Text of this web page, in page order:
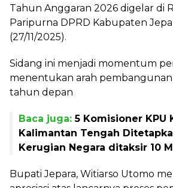
Tahun Anggaran 2026 digelar di
Paripurna DPRD Kabupaten
(27/11/2025).
Sidang ini menjadi momentum
menentukan arah pembangunan
tahun depan
Baca juga:5 Komisioner KPU
Kalimantan Tengah
Kerugian Negara ditaksir 10
Bupati Jepara, Witiarso Utomo